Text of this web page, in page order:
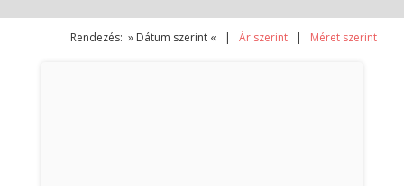
Rendezés: » Dátum szerint « | Ár szerint | Méret szerint